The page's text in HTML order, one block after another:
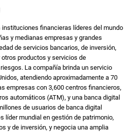
instituciones financieras líderes del mundo
y medianas empresas y grandes
de servicios bancarios, de inversión,
productos y servicios de
La compañía brinda un servicio
atendiendo aproximadamente a 70
empresas con 3,600 centros financieros,
automáticos (A T Ms
ATM), y una banca digital
de usuarios de banca digital
líder mundial en gestión de patrimonio,
y de inversión, y negocia una amplia